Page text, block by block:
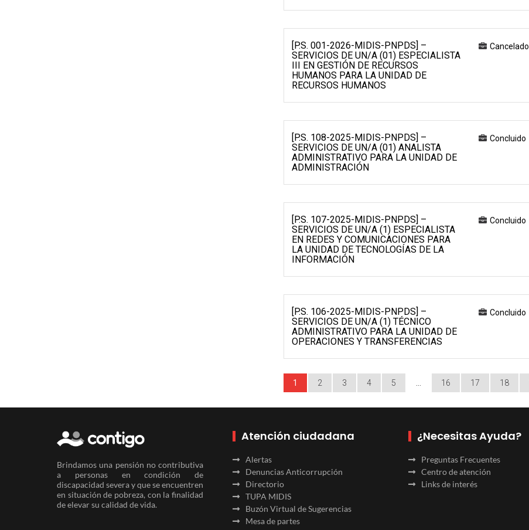
[P.S. 001-2026-MIDIS-PNPDS] –
SERVICIOS DE UN/A (01) ESPECIALISTA
III EN GESTIÓN DE RECURSOS
HUMANOS PARA LA UNIDAD DE
RECURSOS HUMANOS
Cancelado
[P.S. 108-2025-MIDIS-PNPDS] –
SERVICIOS DE UN/A (01) ANALISTA
ADMINISTRATIVO PARA LA UNIDAD DE
ADMINISTRACIÓN
Concluido
[P.S. 107-2025-MIDIS-PNPDS] –
SERVICIOS DE UN/A (1) ESPECIALISTA
EN REDES Y COMUNICACIONES PARA
LA UNIDAD DE TECNOLOGÍAS DE LA
INFORMACIÓN
Concluido
[P.S. 106-2025-MIDIS-PNPDS] –
SERVICIOS DE UN/A (1) TÉCNICO
ADMINISTRATIVO PARA LA UNIDAD DE
OPERACIONES Y TRANSFERENCIAS
Concluido
1 2 3 4 5 16 17 18
Brindamos una pensión no contributiva
a personas en condición de
discapacidad severa y que se encuentren
en situación de pobreza, con la finalidad
de elevar su calidad de vida.
Atención ciudadana
Alertas
Denuncias Anticorrupción
Directorio
TUPA MIDIS
Buzón Virtual de Sugerencias
Mesa de partes
¿Necesitas Ayuda?
Preguntas Frecuentes
Centro de atención
Links de interés